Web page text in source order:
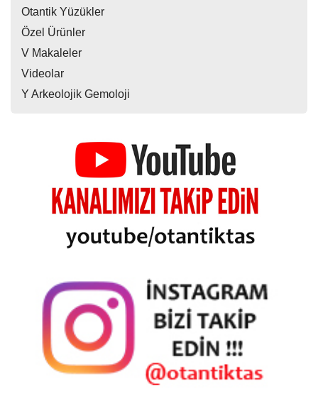
Otantik Yüzükler
Özel Ürünler
V Makaleler
Videolar
Y Arkeolojik Gemoloji